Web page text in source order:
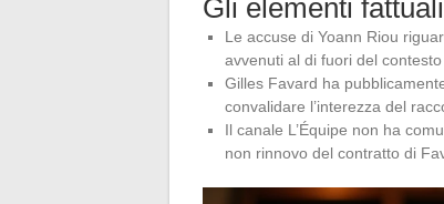
Gli elementi
Le accuse di Yoann Riou
avvenuti al di fuori del
Gilles Favard ha
convalidare l’interezza del
Il canale L’Équipe non ha
non rinnovo del contratto di